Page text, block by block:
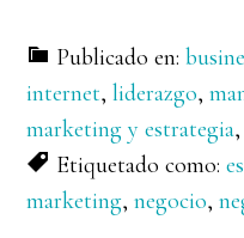
Publicado en:
internet,liderazgo,
marketing y estrategia,
Etiquetado como:
marketing,negocio,